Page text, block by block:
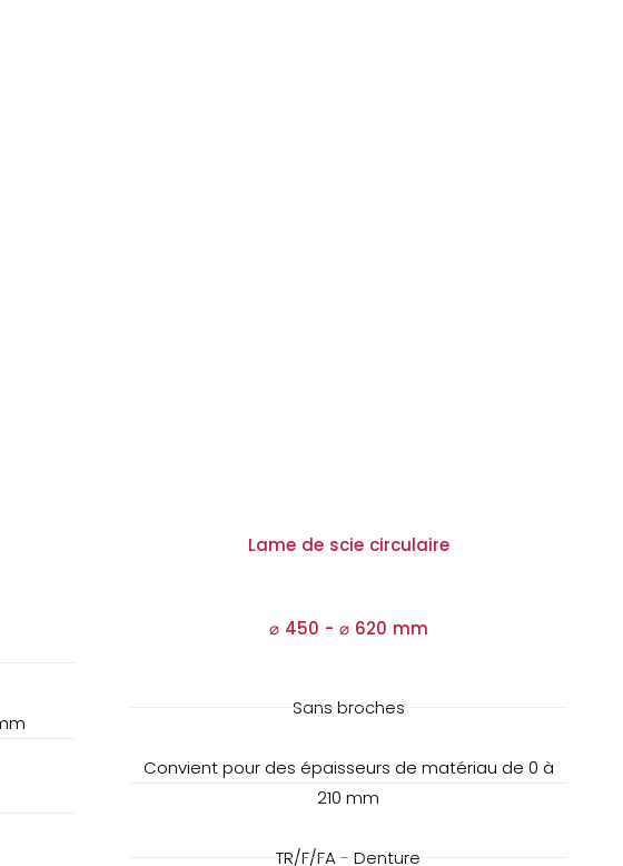
Lame de scie circulaire
⌀ 450 - ⌀620 mm
Sans broches
Convient pour des épaisseurs de matériau de 0 à
210 mm
TR/F/FA - Denture